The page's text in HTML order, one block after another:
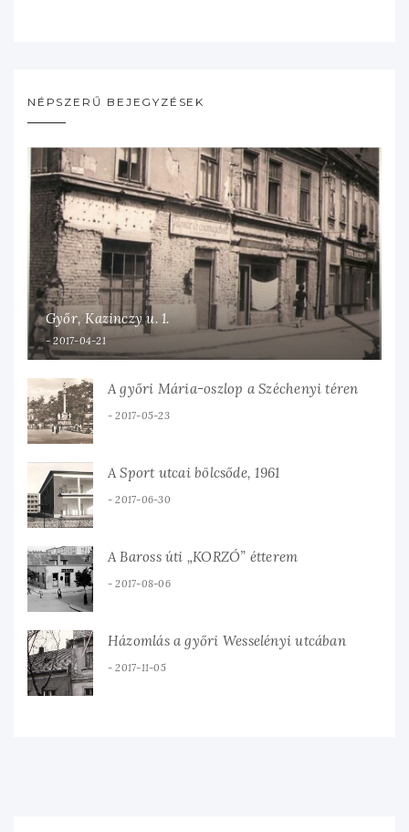
NÉPSZERŰ BEJEGYZÉSEK
Győr, Kazinczy u. 1.
2017-04-21
A győri Mária-oszlop a Széchenyi téren
2017-05-23
A Sport utcai bölcsőde, 1961
2017-06-30
A Baross úti „KORZÓ” étterem
2017-08-06
Házomlás a győri Wesselényi utcában
2017-11-05